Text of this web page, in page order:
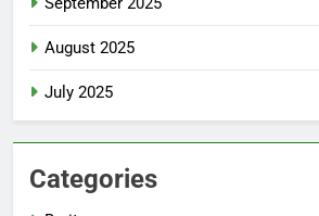
August 2025
July 2025
Categories